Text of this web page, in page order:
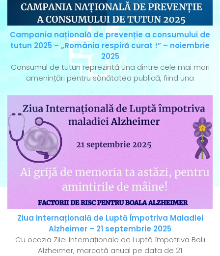
Campania națională de prevenție a consumului de
tutun 2025 – „România respiră curat !” – noiembrie
2025
Consumul de tutun reprezintă una dintre cele mai mari
amenințări pentru sănătatea publică, fiind una
Ziua Internațională de Luptă Împotriva Maladiei
Alzheimer – 21 septembrie 2025
Cu ocazia Zilei Internaționale de Luptă împotriva Bolii
Alzheimer, marcată anual pe data de 21